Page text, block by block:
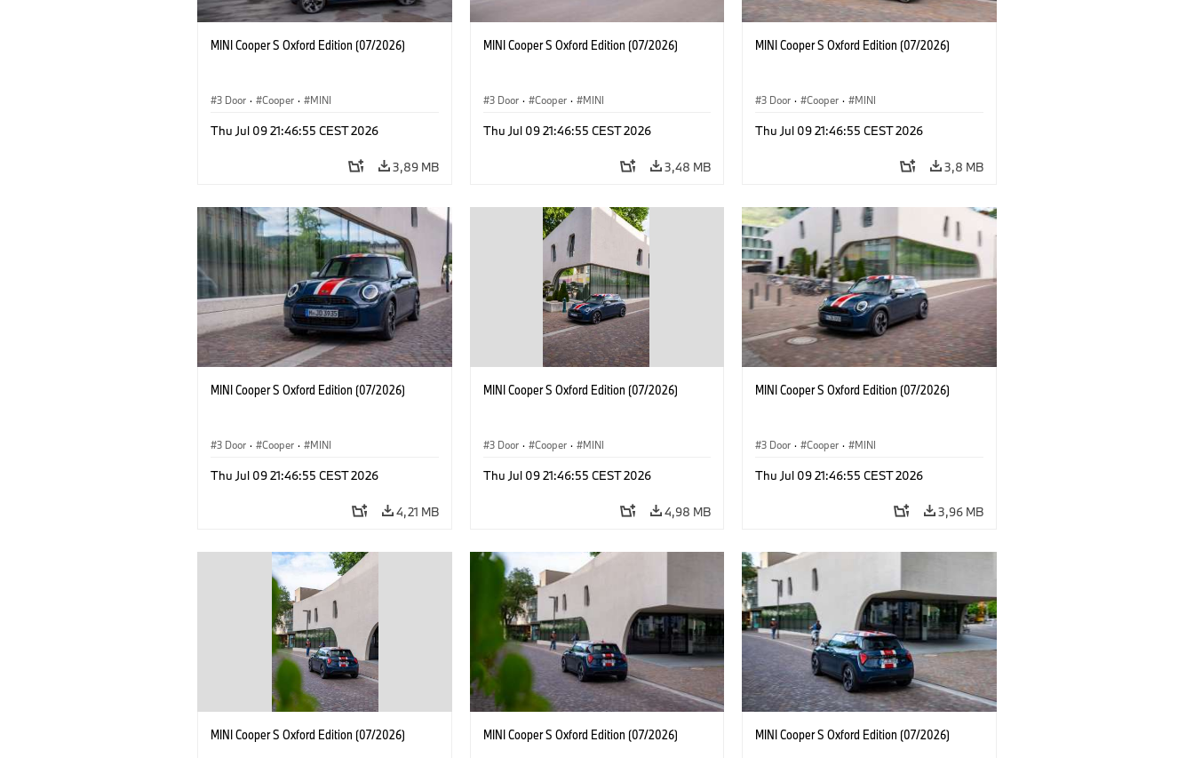
MINI Cooper S Oxford Edition (07/2026)
3 Door · Cooper · MINI
Thu Jul 09 21:46:55 CEST 2026
3,89 MB
MINI Cooper S Oxford Edition (07/2026)
3 Door · Cooper · MINI
Thu Jul 09 21:46:55 CEST 2026
3,48 MB
MINI Cooper S Oxford Edition (07/2026)
3 Door · Cooper · MINI
Thu Jul 09 21:46:55 CEST 2026
3,8 MB
MINI Cooper S Oxford Edition (07/2026)
3 Door · Cooper · MINI
Thu Jul 09 21:46:55 CEST 2026
4,21 MB
MINI Cooper S Oxford Edition (07/2026)
3 Door · Cooper · MINI
Thu Jul 09 21:46:55 CEST 2026
4,98 MB
MINI Cooper S Oxford Edition (07/2026)
3 Door · Cooper · MINI
Thu Jul 09 21:46:55 CEST 2026
3,96 MB
MINI Cooper S Oxford Edition (07/2026) MINI Cooper S Oxford Edition (07/2026) MINI Cooper S Oxford Edition (07/2026)